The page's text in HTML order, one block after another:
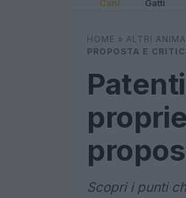
Cani Gatti
HOME » ALTRI
PROPOSTA E
Scopri i punti